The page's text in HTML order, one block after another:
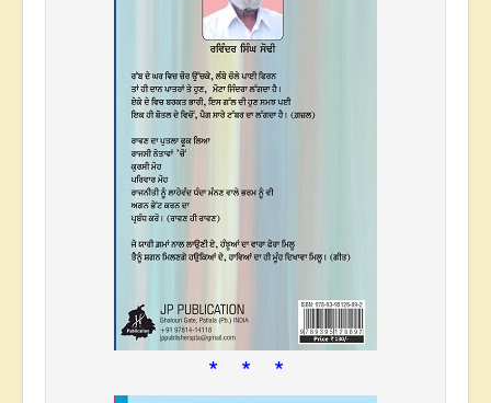
* * *